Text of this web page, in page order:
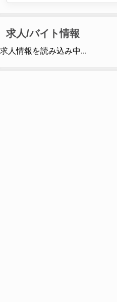
求人/バイト情報
求人情報を読み込み中...